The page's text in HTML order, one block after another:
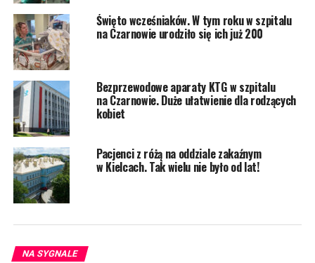
Święto wcześniaków. W tym roku w szpitalu
na Czarnowie urodziło się ich już 200
Bezprzewodowe aparaty KTG w szpitalu
na Czarnowie. Duże ułatwienie dla rodzących
kobiet
Pacjenci z różą na oddziale zakaźnym
w Kielcach. Tak wielu nie było od lat!
NA SYGNALE